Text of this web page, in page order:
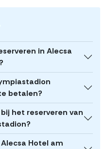
in Alecsa
betalen?
het reserveren van
Hotel am